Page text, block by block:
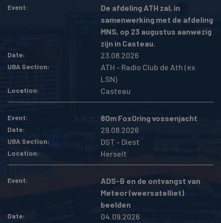
Date 23.08.2026
Event
De afdeling ATH zal, in
samenwerking met de afdeling
MNS, op 23 augustus aanwezig
zijn in Casteau.
UBA Section
ATH - Radio Club de Ath (ex
LSN)
Location Casteau
Date 29.08.2026
Event 80m FoxOring vossenjacht
UBA Section DST - Diest
Location Herselt
Date 04.09.2026
Event
ADS-B en de ontvangst van
Meteor (weersatelliet)
beelden